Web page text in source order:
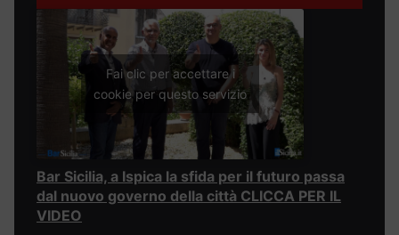
Fai clic per accettare i
cookie per questo servizio
Bar Sicilia, a Ispica la sfida per il futuro passa
dal nuovo governo della città CLICCA PER IL
VIDEO